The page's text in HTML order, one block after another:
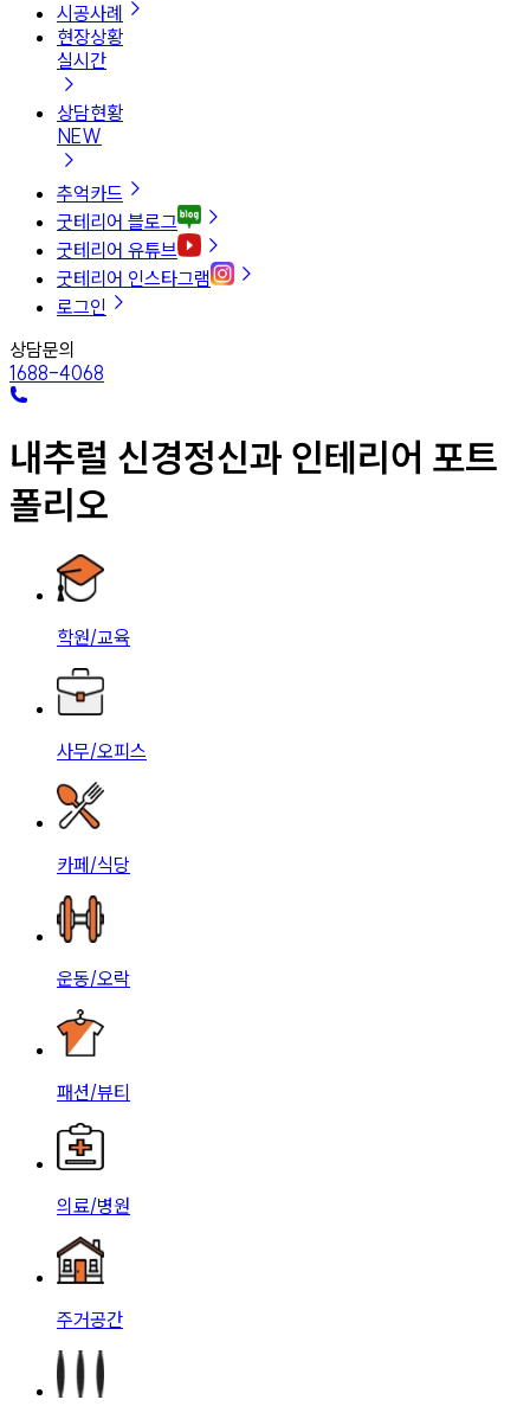
시공사례
현장상황
실시간
상담현황
NEW
추억카드
굿테리어 블로그
굿테리어 유튜브
굿테리어 인스타그램
로그인
상담문의
1688-4068
내추럴 신경정신과 인테리어 포트
폴리오
학원/교육
사무/오피스
카페/식당
운동/오락
패션/뷰티
의료/병원
주거공간